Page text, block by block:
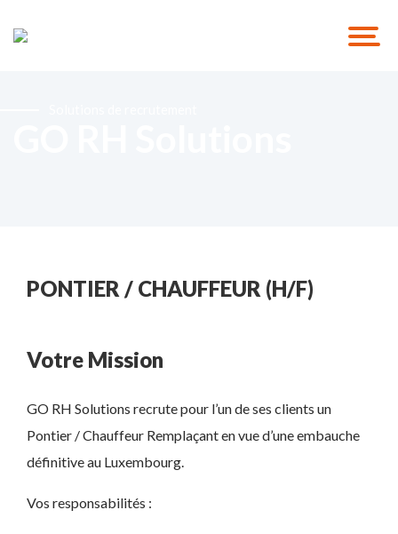
PONTIER / CHAUFFEUR (H/F)
Votre Mission
GO RH Solutions recrute pour l’un de ses clients un
Pontier / Chauffeur Remplaçant en vue d’une embauche
définitive au Luxembourg.
Vos responsabilités :